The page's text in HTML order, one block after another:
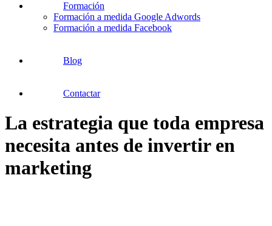
Formación
Formación a medida Google Adwords
Formación a medida Facebook
Blog
Contactar
La estrategia que toda empresa
necesita antes de invertir en
marketing